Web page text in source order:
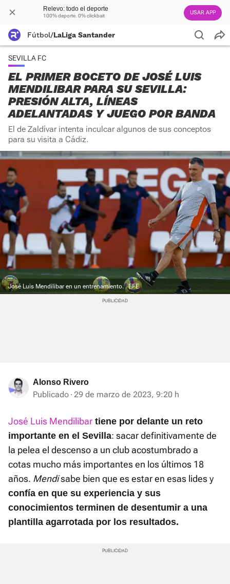
Relevo: todo el deporte
100% deporte. 0% clickbait USAR APP
Fútbol/LaLiga Santander
SEVILLA FC
EL PRIMER BOCETO DE JOSÉ LUIS
MENDILIBAR PARA SU SEVILLA:
PRESIÓN ALTA, LÍNEAS
ADELANTADAS Y JUEGO POR BANDA
El de Zaldívar intenta inculcar algunos de sus conceptos
para su visita a Cádiz.
José Luis Mendilibar en un entrenamiento. EFE
Alonso Rivero
Publicado 29 de marzo de 2023, 9:20 h
José Luis Mendilibar tiene por delante un reto
importante en el Sevilla: sacar definitivamente de
la pelea el descenso a un club acostumbrado a
cotas mucho más importantes en los últimos 18
años. Mendisabe bien que es estar en esas lides y
confía en que su experiencia y sus
conocimientos terminen de desentumir a una
plantilla agarrotada por los resultados.